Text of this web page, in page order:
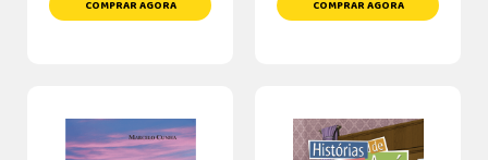
COMPRAR AGORA COMPRAR AGORA